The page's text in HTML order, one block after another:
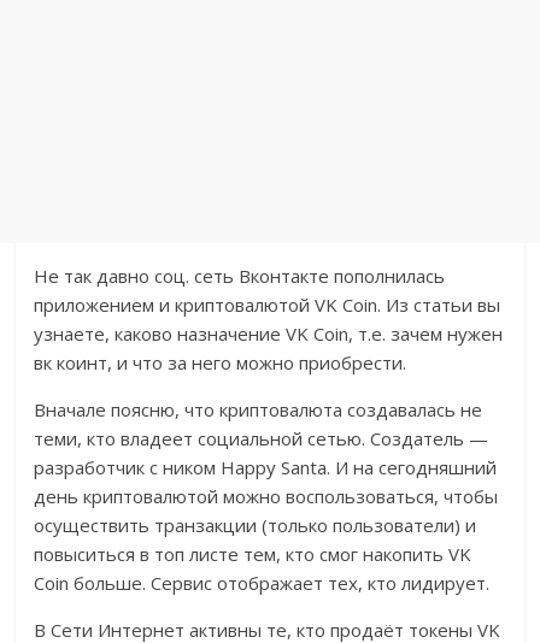
Не так давно соц. сеть Вконтакте пополнилась
приложением и криптовалютой VK Coin. Из статьи вы
узнаете, каково назначение VK Coin, т.е. зачем нужен
вк коинт, и что за него можно приобрести.
Вначале поясню, что криптовалюта создавалась не
теми, кто владеет социальной сетью. Создатель —
разработчик с ником Happy Santa. И на сегодняшний
день криптовалютой можно воспользоваться, чтобы
осуществить транзакции (только пользователи) и
повыситься в топ листе тем, кто смог накопить VK
Coin больше. Сервис отображает тех, кто лидирует.
В Сети Интернет активны те, кто продаёт токены VK